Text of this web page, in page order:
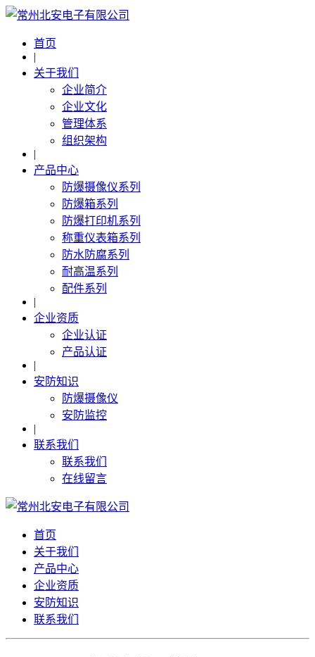
首页
|
关于我们
企业简介
企业文化
管理体系
组织架构
|
产品中心
防爆摄像仪系列
防爆箱系列
防爆打印机系列
称重仪表箱系列
防水防腐系列
耐高温系列
配件系列
|
企业资质
企业认证
产品认证
|
安防知识
防爆摄像仪
安防监控
|
联系我们
联系我们
在线留言
首页
关于我们
产品中心
企业资质
安防知识
联系我们